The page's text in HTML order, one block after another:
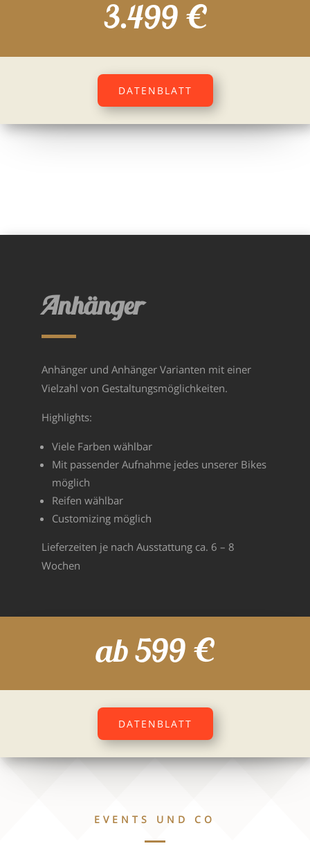
3.499 €
DATENBLATT
Anhänger
Anhänger und Anhänger Varianten mit einer
Vielzahl von Gestaltungsmöglichkeiten.
Highlights:
Viele Farben wählbar
Mit passender Aufnahme jedes unserer Bikes
möglich
Reifen wählbar
Customizing möglich
Lieferzeiten je nach Ausstattung ca. 6 – 8
Wochen
ab 599 €
DATENBLATT
EVENTS UND CO